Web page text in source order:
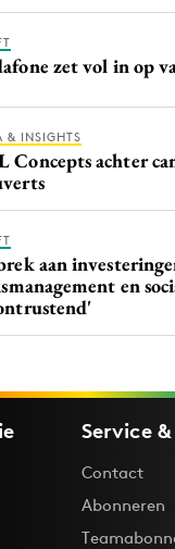
zet vol in op
& INSIGHTS
Concepts achter
aan
en
Service
Contact
Abonneren